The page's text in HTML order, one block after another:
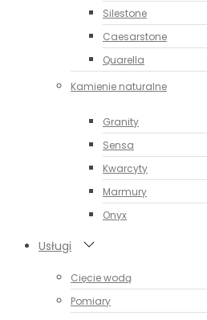
Silestone
Caesarstone
Quarella
Kamienie naturalne
Granity
Sensa
Kwarcyty
Marmury
Onyx
Usługi
Cięcie wodą
Pomiary